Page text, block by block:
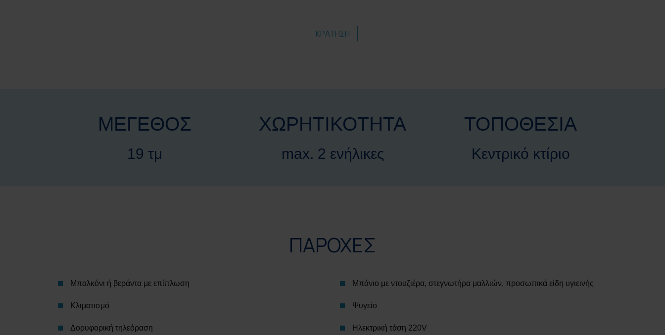
ΚΡΑΤΗΣΗ
ΜΕΓΕΘΟΣ
19 τμ
ΧΩΡΗΤΙΚΟΤΗΤΑ
max. 2 ενήλικες
ΤΟΠΟΘΕΣΙΑ
Κεντρικό κτίριο
ΠΑΡΟΧΕΣ
Μπαλκόνι ή βεράντα με επίπλωση
Κλιματισμό
Δορυφορική τηλεόραση
Μπάνιο με ντουζιέρα, στεγνωτήρα μαλλιών, προσωπικά είδη υγιεινής
Ψυγείο
Ηλεκτρική τάση 220V